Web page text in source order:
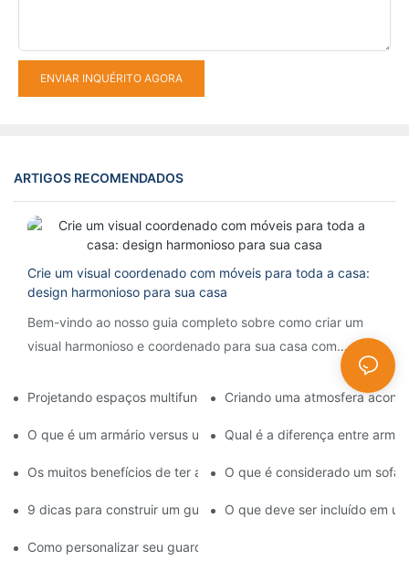
ENVIAR INQUÉRITO AGORA
ARTIGOS RECOMENDADOS
Crie um visual coordenado com móveis para toda a casa:
design harmonioso para sua casa
Bem-vindo ao nosso guia completo sobre como criar um
visual harmonioso e coordenado para sua casa com
móveis para toda a casa. Seu espaço de convivência é um
reflexo de...
Projetando espaços multifuncionais: móveis de quarto de hotel
Criando uma atmosfera
O que é um armário versus um guarda-roupa?
Qual é a diferença entre
Os muitos benefícios de ter armários personalizados de
O que é considerado um sofá
9 dicas para construir um guarda-roupa cápsula dentro do
O que deve ser incluído em
Como personalizar seu guarda-roupa